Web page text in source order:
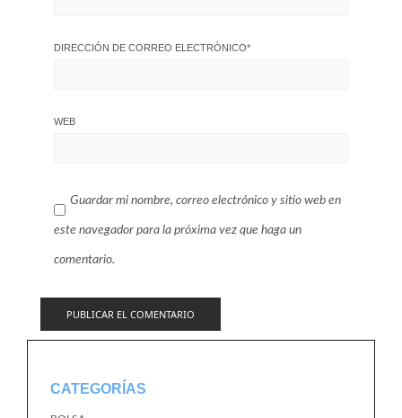
DIRECCIÓN DE CORREO ELECTRÓNICO*
WEB
Guardar mi nombre, correo electrónico y sitio web en
este navegador para la próxima vez que haga un
comentario.
CATEGORÍAS